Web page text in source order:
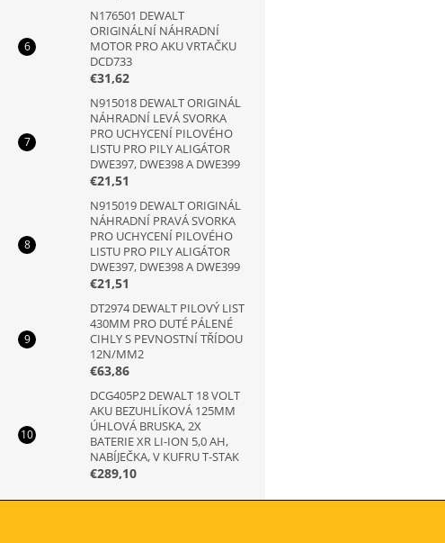
N176501 DEWALT
ORIGINÁLNÍ NÁHRADNÍ
MOTOR PRO AKU VRTAČKU
DCD733
€31,62
N915018 DEWALT ORIGINÁL
NÁHRADNÍ LEVÁ SVORKA
PRO UCHYCENÍ PILOVÉHO
LISTU PRO PILY ALIGÁTOR
DWE397, DWE398 A DWE399
€21,51
N915019 DEWALT ORIGINÁL
NÁHRADNÍ PRAVÁ SVORKA
PRO UCHYCENÍ PILOVÉHO
LISTU PRO PILY ALIGÁTOR
DWE397, DWE398 A DWE399
€21,51
DT2974 DEWALT PILOVÝ LIST
430MM PRO DUTÉ PÁLENÉ
CIHLY S PEVNOSTNÍ TŘÍDOU
12N/MM2
€63,86
DCG405P2 DEWALT 18 VOLT
AKU BEZUHLÍKOVÁ 125MM
ÚHLOVÁ BRUSKA, 2X
BATERIE XR LI-ION 5,0 AH,
NABÍJEČKA, V KUFRU T-STAK
€289,10
Z